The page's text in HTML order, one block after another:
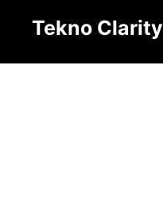
Tekno Clarity